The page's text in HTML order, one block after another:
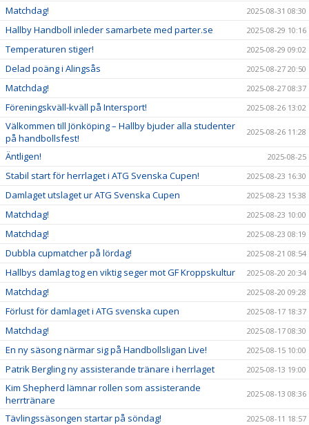
Matchdag! 2025-08-31 08:30
Hallby Handboll inleder samarbete med parter.se 2025-08-29 10:16
Temperaturen stiger! 2025-08-29 09:02
Delad poäng i Alingsås 2025-08-27 20:50
Matchdag! 2025-08-27 08:37
Föreningskväll-kväll på Intersport! 2025-08-26 13:02
Välkommen till Jönköping – Hallby bjuder alla studenter
på handbollsfest!
2025-08-26 11:28
Äntligen! 2025-08-25
Stabil start för herrlaget i ATG Svenska Cupen! 2025-08-23 16:30
Damlaget utslaget ur ATG Svenska Cupen 2025-08-23 15:38
Matchdag! 2025-08-23 10:00
Matchdag! 2025-08-23 08:19
Dubbla cupmatcher på lördag! 2025-08-21 08:54
Hallbys damlag tog en viktig seger mot GF Kroppskultur 2025-08-20 20:34
Matchdag! 2025-08-20 09:28
Förlust för damlaget i ATG svenska cupen 2025-08-17 18:37
Matchdag! 2025-08-17 08:30
En ny säsong närmar sig på Handbollsligan Live! 2025-08-15 10:00
Patrik Bergling ny assisterande tränare i herrlaget 2025-08-13 19:00
Kim Shepherd lämnar rollen som assisterande
herrtränare
2025-08-13 08:36
Tävlingssäsongen startar på söndag! 2025-08-11 18:57